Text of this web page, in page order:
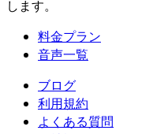
します。
料金プラン
音声一覧
ブログ
利用規約
よくある質問